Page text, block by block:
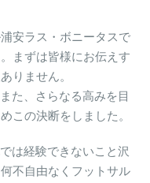
安ラス・ボニータスで
まずは皆様にお伝えす
りません。
た、さらなる高みを目
この決断をしました。
は経験できないこと沢
不自由なくフットサル